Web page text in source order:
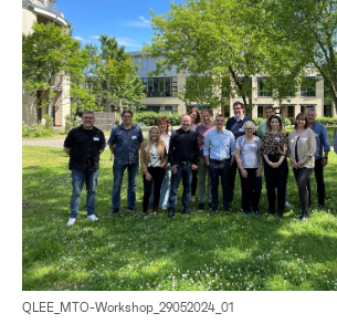
QLEE_MTO-Workshop_29052024_01